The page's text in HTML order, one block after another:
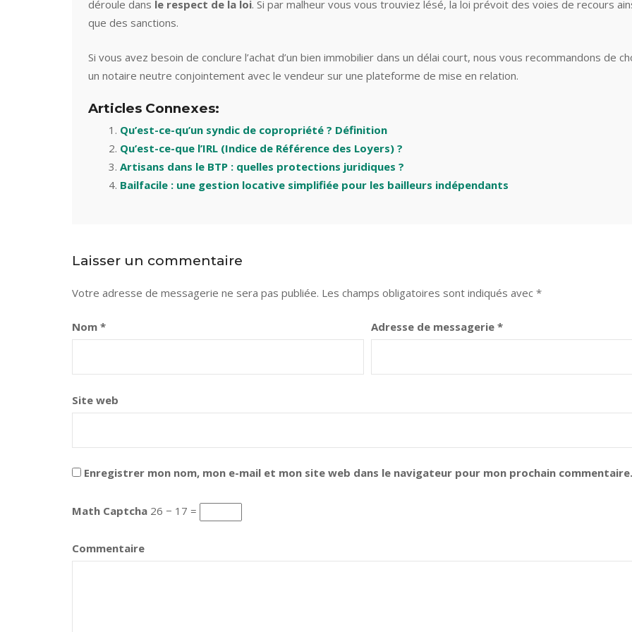
déroule dans le respect de la loi. Si par malheur vous vous trouviez lésé, la loi prévoit des voies de recours
que des sanctions.
Si vous avez besoin de conclure l’achat d’un bien immobilier dans un délai court, nous vous recommandons de
un notaire neutre conjointement avec le vendeur sur une plateforme de mise en relation.
Articles Connexes:
Qu’est-ce-qu’un syndic de copropriété ? Définition
Qu’est-ce-que l’IRL (Indice de Référence des Loyers) ?
Artisans dans le BTP : quelles protections juridiques ?
Bailfacile : une gestion locative simplifiée pour les bailleurs indépendants
Laisser un commentaire
Votre adresse de messagerie ne sera pas publiée. Les champs obligatoires sont indiqués avec *
Nom * Adresse de messagerie *
Site web
Enregistrer mon nom, mon e-mail et mon site web dans le navigateur pour mon prochain commentaire.
Math Captcha 26 − 17 =
Commentaire